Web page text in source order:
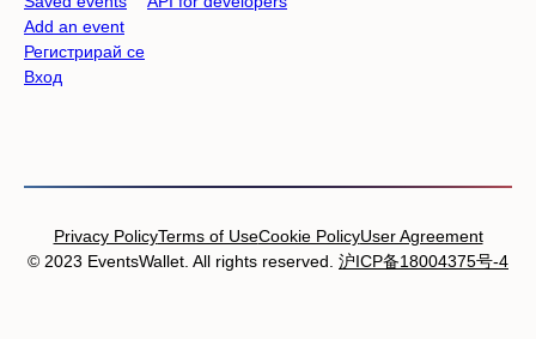
Add an event
Регистрирай се
Вход
© 2023 EventsWallet. All rights reserved. 沪ICP备18004375号-4
Privacy PolicyTerms of UseCookie PolicyUser Agreement